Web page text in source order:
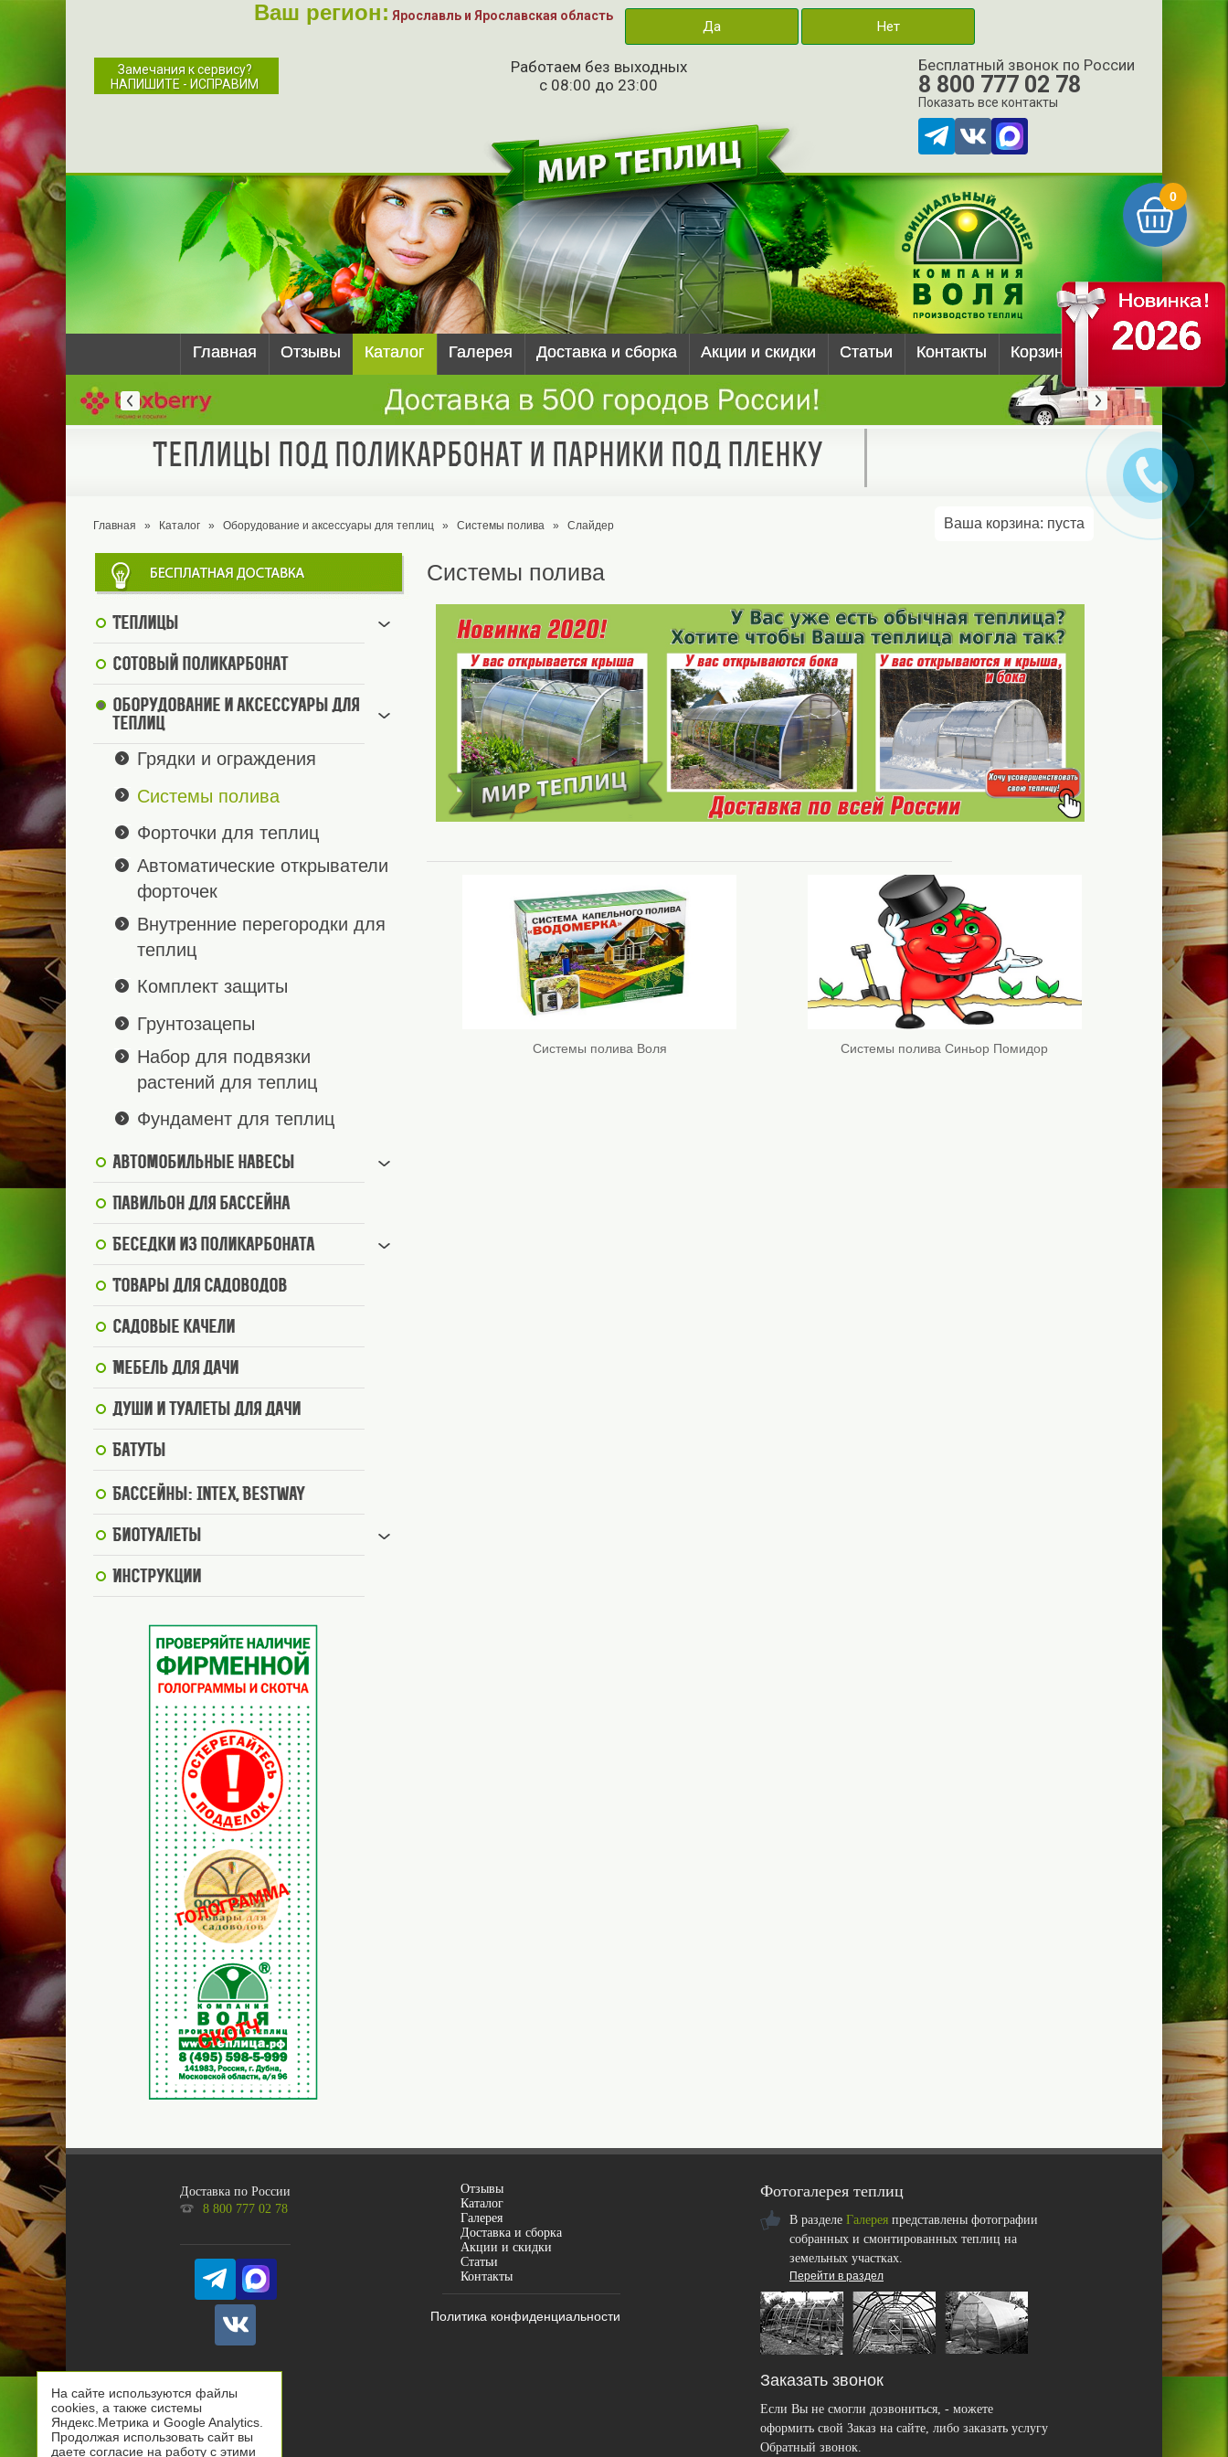
Ваш регион: Ярославль и Ярославская область
Да Нет
Замечания к сервису?
НАПИШИТЕ - ИСПРАВИМ
Работаем без выходных
с 08:00 до 23:00
Бесплатный звонок по России
8 800 777 02 78
Показать все контакты
Главная Отзывы Каталог Галерея Доставка и сборка Акции и скидки Статьи Контакты Корзина
Теплицы под поликарбонат и парники под пленку
Ваша корзина: пуста
Главная » Каталог » Оборудование и аксессуары для теплиц » Системы полива » Слайдер
Теплицы
Сотовый поликарбонат
Оборудование и аксессуары для
теплиц
Грядки и ограждения
Системы полива
Форточки для теплиц
Автоматические открыватели
форточек
Внутренние перегородки для
теплиц
Комплект защиты
Грунтозацепы
Набор для подвязки
растений для теплиц
Фундамент для теплиц
Автомобильные навесы
Павильон для бассейна
Беседки из поликарбоната
Товары для садоводов
Садовые качели
Мебель для дачи
Души и туалеты для дачи
Батуты
Бассейны: Intex, BestWay
Биотуалеты
Инструкции
Системы полива
Системы полива Воля Системы полива Синьор Помидор
Доставка по России
8 800 777 02 78
Отзывы
Каталог
Галерея
Доставка и сборка
Акции и скидки
Статьи
Контакты
Политика конфиденциальности
Фотогалерея теплиц
В разделе Галерея представлены фотографии
собранных и смонтированных теплиц на
земельных участках.
Перейти в раздел
Заказать звонок
Если Вы не смогли дозвониться, - можете
оформить свой Заказ на сайте, либо заказать услугу
Обратный звонок.
На сайте используются файлы
cookies, а также системы
Яндекс.Метрика и Google Analytics.
Продолжая использовать сайт вы
даете согласие на работу с этими
0